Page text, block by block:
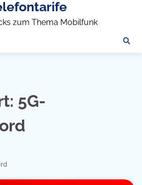
zum Thema Mobilfunk
5G-